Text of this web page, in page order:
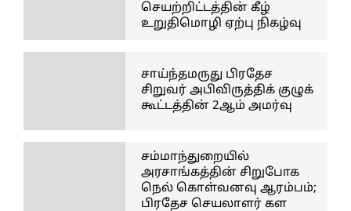
செயற்றிட்டத்தின் கீழ்
உறுதிமொழி ஏற்பு நிகழ்வு
சாய்ந்தமருது பிரதேச
சிறுவர் அபிவிருத்திக் குழுக்
கூட்டத்தின் 2ஆம் அமர்வு
சம்மாந்துறையில்
அரசாங்கத்தின் சிறுபோக
நெல் கொள்வனவு ஆரம்பம்;
பிரதேச செயலாளர் கள